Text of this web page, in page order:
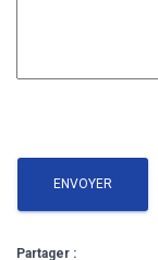
Partager :